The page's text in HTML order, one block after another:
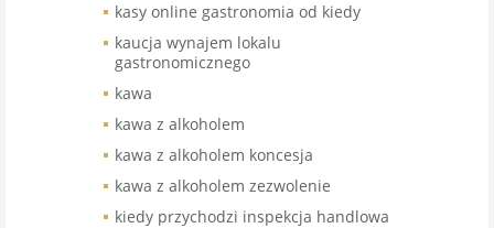
kasy online gastronomia od kiedy
kaucja wynajem lokalu
gastronomicznego
kawa
kawa z alkoholem
kawa z alkoholem koncesja
kawa z alkoholem zezwolenie
kiedy przychodzi inspekcja handlowa